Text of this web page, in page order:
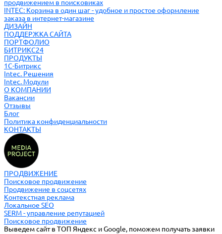
продвижением в поисковиках
INTEC: Корзина в один шаг - удобное и простое оформление
заказа в интернет-магазине
ДИЗАЙН
ПОДДЕРЖКА САЙТА
ПОРТФОЛИО
БИТРИКС24
ПРОДУКТЫ
1С-Битрикс
Intec. Решения
Intec. Модули
О КОМПАНИИ
Вакансии
Отзывы
Блог
Политика конфиденциальности
КОНТАКТЫ
ПРОДВИЖЕНИЕ
Поисковое продвижение
Продвижение в соцсетях
Контекстная реклама
Локальное SEO
SERM - управление репутацией
Поисковое продвижение
Выведем сайт в ТОП Яндекс и Google, поможем получать заявки